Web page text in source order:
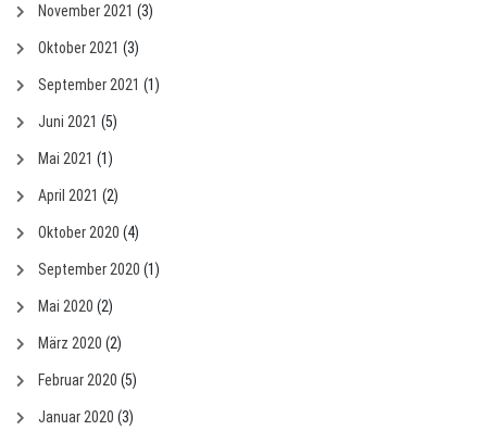
November 2021 (3)
Oktober 2021 (3)
September 2021 (1)
Juni 2021 (5)
Mai 2021 (1)
April 2021 (2)
Oktober 2020 (4)
September 2020 (1)
Mai 2020 (2)
März 2020 (2)
Februar 2020 (5)
Januar 2020 (3)